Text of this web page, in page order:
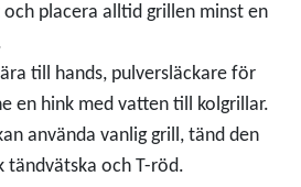
placera alltid grillen minst en
till hands, pulversläckare för
en hink med vatten till kolgrillar.
använda vanlig grill, tänd den
tändvätska och T-röd.